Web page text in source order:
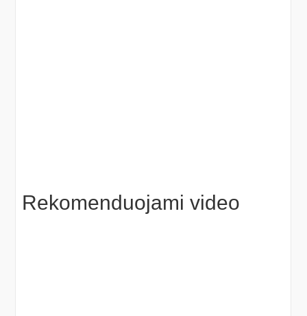
Rekomenduojami video